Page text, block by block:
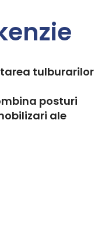
tulburarilor
posturi
ale